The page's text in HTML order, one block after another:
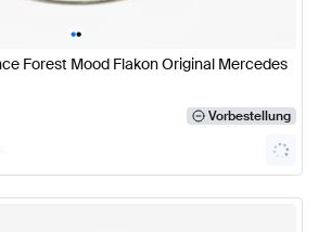
••
Forest Mood Flakon Original Mercedes
Vorbestellung